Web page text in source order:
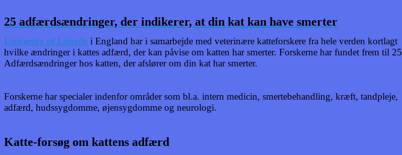
25 adfærdsændringer, der indikerer, at din kat kan have smerter
University of Lincoln i England har i samarbejde med veterinære katteforskere fra hele verden kortlagt
hvilke ændringer i kattes adfærd, der kan påvise om katten har smerter. Forskerne har fundet frem til 25
Adfærdsændringer hos katten, der afslører om din kat har smerter.
Forskerne har specialer indenfor områder som bl.a. intern medicin, smertebehandling, kræft, tandpleje,
adfærd, hudssygdomme, øjensygdomme og neurologi.
Katte-forsøg om kattens adfærd